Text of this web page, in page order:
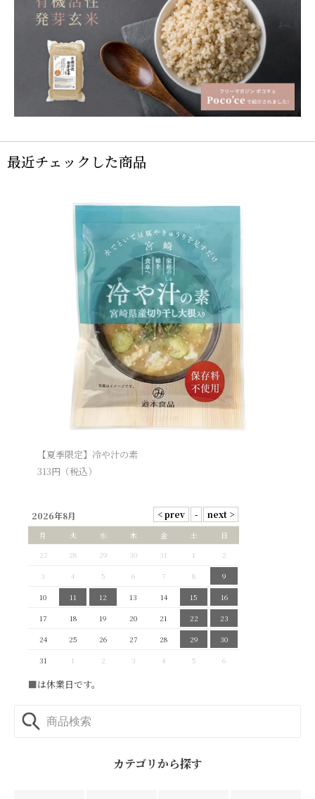
最近チェックした商品
【夏季限定】冷や汁の素
313円（税込）
2026年8月
月 火 水 木 金 土
日
27
28 29 30 31 1
2
3
4 5 6 7 8
9
10
11 12 13 14 15
16
17
18 19 20 21 22
23
24
25 26 27 28 29
30
31
1 2 3 4 5 6
■は休業日です。
カテゴリから探す